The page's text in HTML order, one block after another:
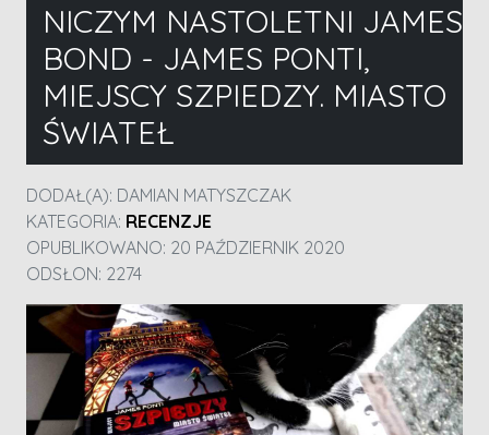
NICZYM NASTOLETNI JAMES
BOND - JAMES PONTI,
MIEJSCY SZPIEDZY. MIASTO
ŚWIATEŁ
DODAŁ(A): DAMIAN MATYSZCZAK
KATEGORIA: RECENZJE
OPUBLIKOWANO: 20 PAŹDZIERNIK 2020
ODSŁON: 2274